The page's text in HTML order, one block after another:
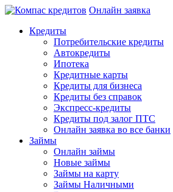
Онлайн заявка
Кредиты
Потребительские кредиты
Автокредиты
Ипотека
Кредитные карты
Кредиты для бизнеса
Кредиты без справок
Экспресс-кредиты
Кредиты под залог ПТС
Онлайн заявка во все банки
Займы
Онлайн займы
Новые займы
Займы на карту
Займы Наличными